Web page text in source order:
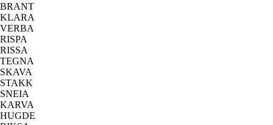
BRANT
KLARA
VERBA
RISPA
RISSA
TEGNA
SKAVA
STAKK
SNEIA
KARVA
HUGDE